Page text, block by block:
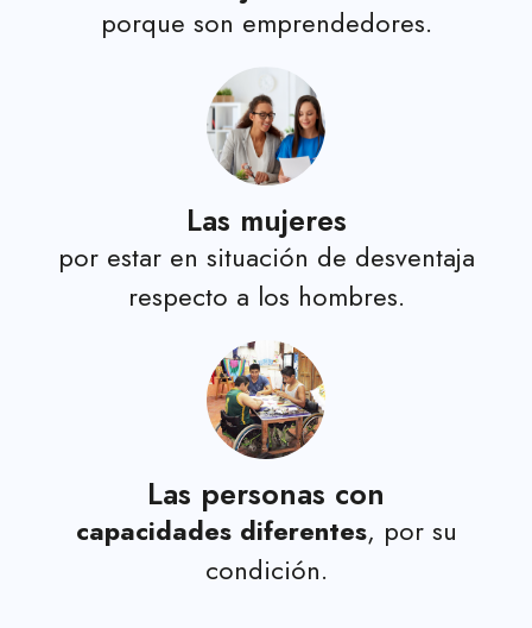
porque son emprendedores.
Las mujeres
por estar en situación de desventaja
respecto a los hombres.
Las personas con
capacidades diferentes, por su
condición.